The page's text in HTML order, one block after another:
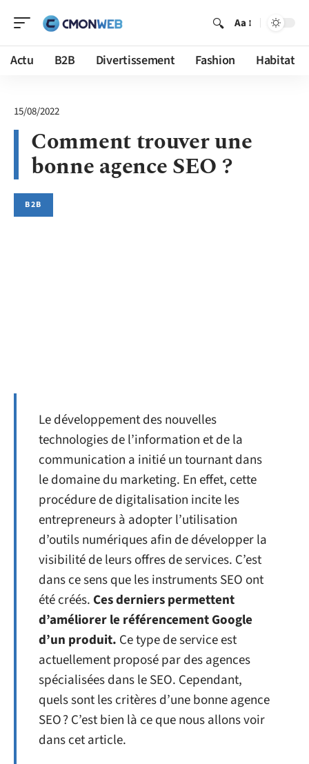
Aa
Actu B2B Divertissement Fashion Habitat
15/08/2022
Comment trouver une
bonne agence SEO ?
B2B
Le développement des nouvelles
technologies de l’information et de la
communication a initié un tournant dans
le domaine du marketing. En effet, cette
procédure de digitalisation incite les
entrepreneurs à adopter l’utilisation
d’outils numériques afin de développer la
visibilité de leurs offres de services. C’est
dans ce sens que les instruments SEO ont
été créés. Ces derniers permettent
d’améliorer le référencement Google
d’un produit. Ce type de service est
actuellement proposé par des agences
spécialisées dans le SEO. Cependant,
quels sont les critères d’une bonne agence
SEO ? C’est bien là ce que nous allons voir
dans cet article.